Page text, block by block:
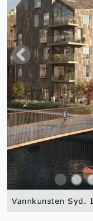
Vannkunsten Syd.